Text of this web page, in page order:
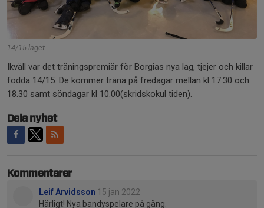
14/15 laget
Ikväll var det träningspremiär för Borgias nya lag, tjejer och killar
födda 14/15. De kommer träna på fredagar mellan kl 17.30 och
18.30 samt söndagar kl 10.00(skridskokul tiden).
Dela nyhet
Kommentarer
Leif Arvidsson 15 jan 2022
Härligt! Nya bandyspelare på gång.